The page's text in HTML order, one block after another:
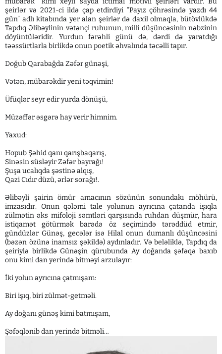
şeirlər və 2021-ci ildə çap etdirdiyi “Payız çöhrəsində yazdı 44
gün” adlı kitabında yer alan şeirlər də daxil olmaqla, bütövlükdə
Tapdıq Əlibəylinin vətənçi ruhunun, milli düşüncəsinin nəbzinin
döyüntüləridir. Yurdun fərəhli günü də, dərdi də yaratdığı
təəssürtlarla birlikdə onun poetik əhvalında təcəlli tapır.
Doğub Qarabağda Zəfər günəşi,
Vətən, mübarəkdir yeni təqvimin!
Üfüqlər seyr edir yurda dönüşü,
Müzəffər əsgərə hay verir himnim.
Yaxud:
Hopub Şəhid qanı qarışbaqarış,
Sinəsin süsləyir Zəfər bayrağı!
Şuşa ucalıqda şəstinə alqış,
Qazi Cıdır düzü, ərlər sorağı!.
Əlibəyli şairin ömür amacının sözünün sonundakı möhürü,
imzasıdır. Onun qələmi tale yolunun ayrıcına çatanda işıqla
zülmətin əks mifoloji səmtləri qarşısında ruhdan düşmür, hara
istiqamət götürmək barədə öz seçimində tərəddüd etmir,
gündüzlər Günəş, gecələr isə Hi­lal onun dumanlı düşün­cəsini
(bəzən özünə inamsız şəkildə) aydınladır. Və beləliklə, Tapdıq da
şeiriylə birlikdə Günəşin qüru­bun­da Ay do­ğan­da şəfəqə baxıb
onu kimi dan ye­rində bit­məyi arzulayır:
İki yolun ayrıcına çatmışam:
Biri işıq, biri zülmət-getməli.
Ay doğanı günəş kimi batmışam,
Şəfəqlənib dan yerində bitməli…